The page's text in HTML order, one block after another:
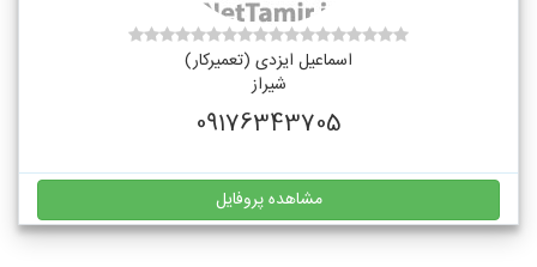
اسماعیل ایزدی (تعمیرکار)
شیراز
09176343705
مشاهده پروفایل